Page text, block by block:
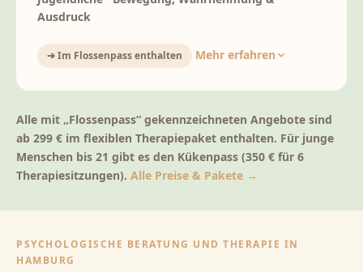
Ausdruck
➔ Im Flossenpass enthalten Mehr erfahren
Alle mit „Flossenpass“ gekennzeichneten Angebote sind
ab 299 € im flexiblen Therapiepaket enthalten. Für junge
Menschen bis 21 gibt es den Kükenpass (350 € für 6
Therapiesitzungen). Alle Preise & Pakete →
PSYCHOLOGISCHE BERATUNG UND THERAPIE IN
HAMBURG